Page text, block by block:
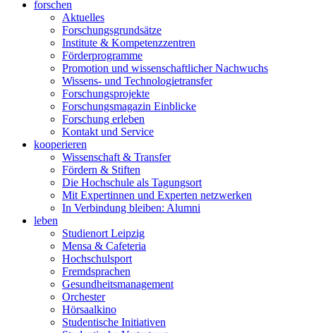
forschen
Aktuelles
Forschungsgrundsätze
Institute & Kompetenzzentren
Förderprogramme
Promotion und wissenschaftlicher Nachwuchs
Wissens- und Technologietransfer
Forschungsprojekte
Forschungsmagazin Einblicke
Forschung erleben
Kontakt und Service
kooperieren
Wissenschaft & Transfer
Fördern & Stiften
Die Hochschule als Tagungsort
Mit Expertinnen und Experten netzwerken
In Verbindung bleiben: Alumni
leben
Studienort Leipzig
Mensa & Cafeteria
Hochschulsport
Fremdsprachen
Gesundheitsmanagement
Orchester
Hörsaalkino
Studentische Initiativen